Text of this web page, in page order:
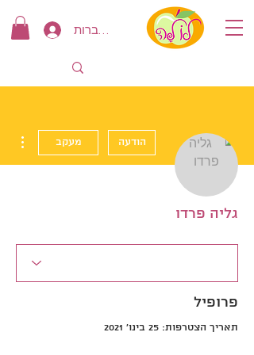
להתחברות
הודעה מעקב
גליה פרדו
פרופיל
תאריך הצטרפות: 25 בינו׳ 2021